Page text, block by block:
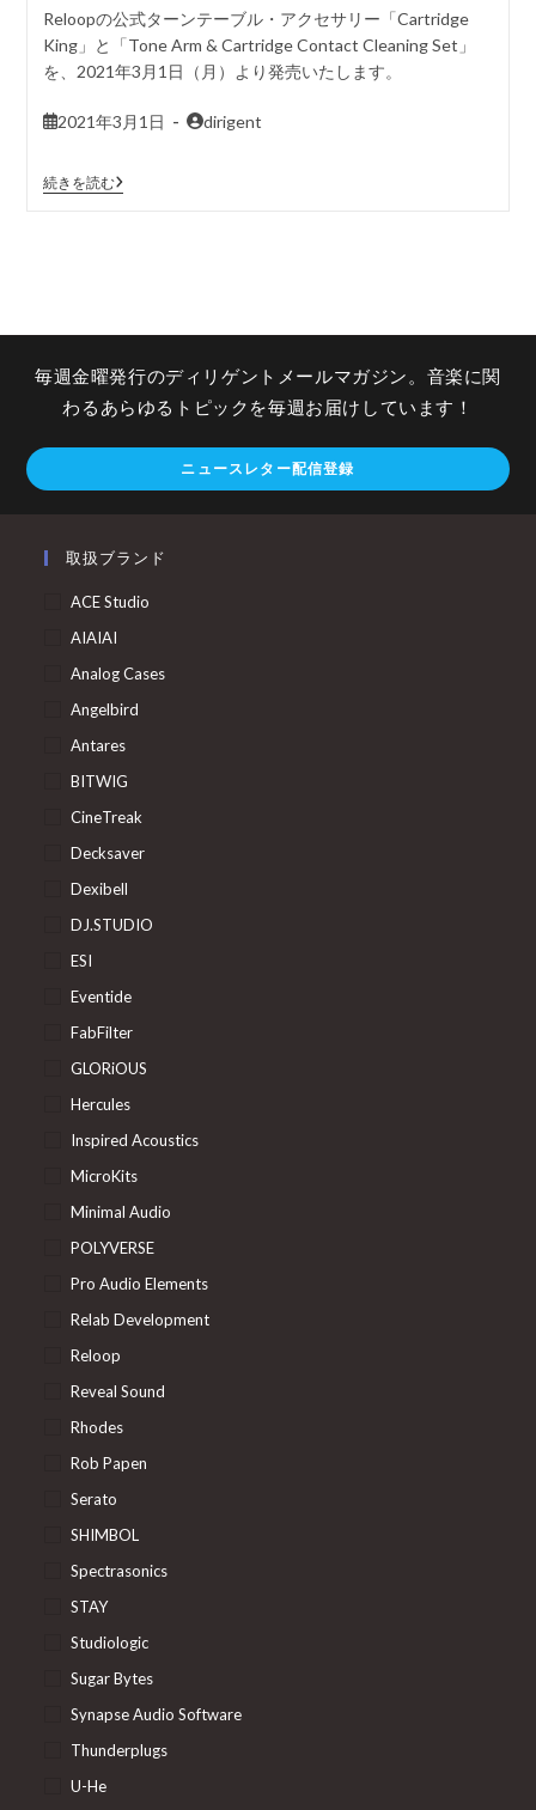
Reloopの公式ターンテーブル・アクセサリー「Cartridge
King」と「Tone Arm & Cartridge Contact Cleaning Set」
を、2021年3月1日（月）より発売いたします。
2021年3月1日 dirigent
続きを読む
毎週金曜発行のディリゲントメールマガジン。音楽に関
わるあらゆるトピックを毎週お届けしています！
ニュースレター配信登録
取扱ブランド
ACE Studio
AIAIAI
Analog Cases
Angelbird
Antares
BITWIG
CineTreak
Decksaver
Dexibell
DJ.STUDIO
ESI
Eventide
FabFilter
GLORiOUS
Hercules
Inspired Acoustics
MicroKits
Minimal Audio
POLYVERSE
Pro Audio Elements
Relab Development
Reloop
Reveal Sound
Rhodes
Rob Papen
Serato
SHIMBOL
Spectrasonics
STAY
Studiologic
Sugar Bytes
Synapse Audio Software
Thunderplugs
U-He